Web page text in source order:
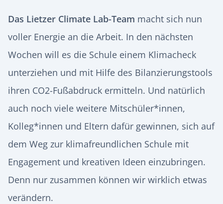
Das Lietzer Climate Lab-Team macht sich nun
voller Energie an die Arbeit. In den nächsten
Wochen will es die Schule einem Klimacheck
unterziehen und mit Hilfe des Bilanzierungstools
ihren CO2-Fußabdruck ermitteln. Und natürlich
auch noch viele weitere Mitschüler*innen,
Kolleg*innen und Eltern dafür gewinnen, sich auf
dem Weg zur klimafreundlichen Schule mit
Engagement und kreativen Ideen einzubringen.
Denn nur zusammen können wir wirklich etwas
verändern.